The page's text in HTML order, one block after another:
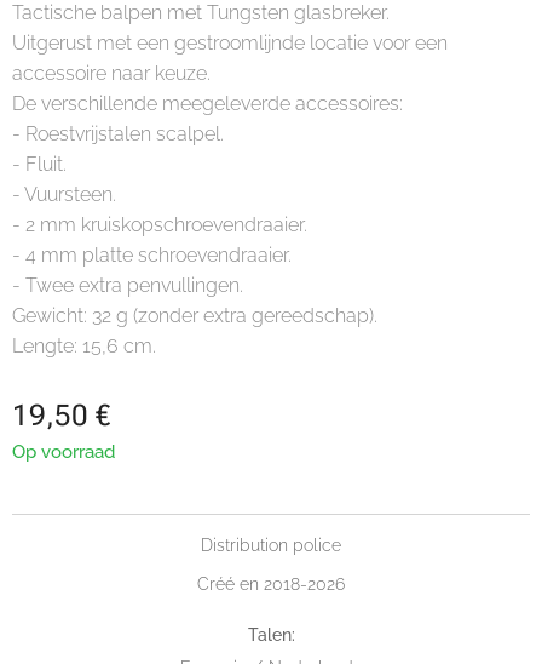
Tactische balpen met Tungsten glasbreker.
Uitgerust met een gestroomlijnde locatie voor een
accessoire naar keuze.
De verschillende meegeleverde accessoires:
- Roestvrijstalen scalpel.
- Fluit.
- Vuursteen.
- 2 mm kruiskopschroevendraaier.
- 4 mm platte schroevendraaier.
- Twee extra penvullingen.
Gewicht: 32 g (zonder extra gereedschap).
Lengte: 15,6 cm.
19,50 €
Op voorraad
Distribution police
Créé en 2018-2026
Talen